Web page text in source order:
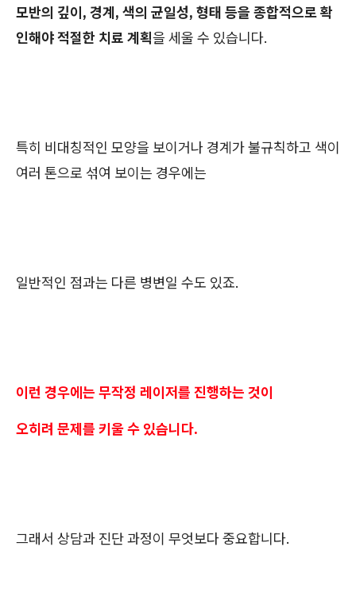
모반의 깊이, 경계, 색의 균일성, 형태 등을 종합적으로 확
인해야 적절한 치료 계획을 세울 수 있습니다.
특히 비대칭적인 모양을 보이거나 경계가 불규칙하고 색이
여러 톤으로 섞여 보이는 경우에는
일반적인 점과는 다른 병변일 수도 있죠.
이런 경우에는 무작정 레이저를 진행하는 것이
오히려 문제를 키울 수 있습니다.
그래서 상담과 진단 과정이 무엇보다 중요합니다.